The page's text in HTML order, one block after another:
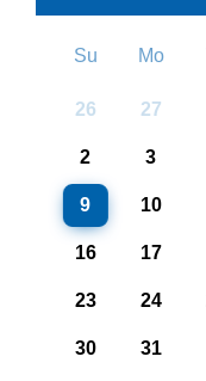
Su Mo
26 27
2 3
9 10
16 17
23 24
30 31